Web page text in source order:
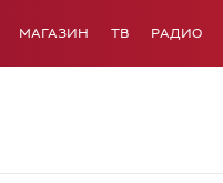
МАГАЗИН ТВ РАДИО